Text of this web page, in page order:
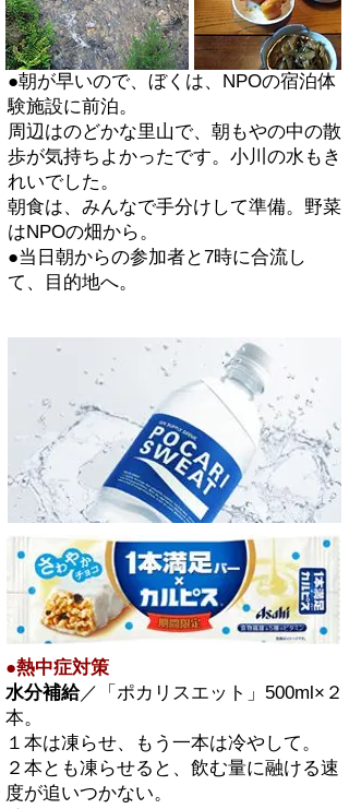
●朝が早いので、ぼくは、NPOの宿泊体
験施設に前泊。
周辺はのどかな里山で、朝もやの中の散
歩が気持ちよかったです。小川の水もき
れいでした。
朝食は、みんなで手分けして準備。野菜
はNPOの畑から。
●当日朝からの参加者と7時に合流し
て、目的地へ。
●熱中症対策
水分補給／「ポカリスエット」500ml×２
本。
１本は凍らせ、もう一本は冷やして。
２本とも凍らせると、飲む量に融ける速
度が追いつかない。